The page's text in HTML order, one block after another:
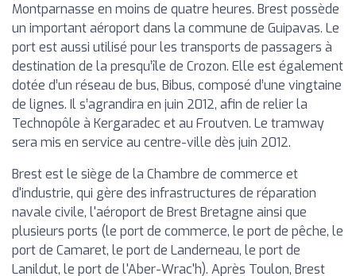
Montparnasse en moins de quatre heures. Brest possède
un important aéroport dans la commune de Guipavas. Le
port est aussi utilisé pour les transports de passagers à
destination de la presqu’île de Crozon. Elle est également
dotée d’un réseau de bus, Bibus, composé d’une vingtaine
de lignes. Il s’agrandira en juin 2012, afin de relier la
Technopôle à Kergaradec et au Froutven. Le tramway
sera mis en service au centre-ville dès juin 2012.
Brest est le siège de la Chambre de commerce et
d'industrie, qui gère des infrastructures de réparation
navale civile, l'aéroport de Brest Bretagne ainsi que
plusieurs ports (le port de commerce, le port de pêche, le
port de Camaret, le port de Landerneau, le port de
Lanildut, le port de l'Aber-Wrac'h). Après Toulon, Brest